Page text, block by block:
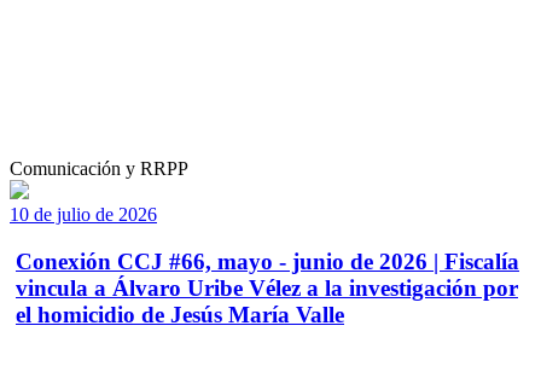
Comunicación y RRPP
10 de julio de 2026
Conexión CCJ #66, mayo - junio de 2026 | Fiscalía
vincula a Álvaro Uribe Vélez a la investigación por
el homicidio de Jesús María Valle